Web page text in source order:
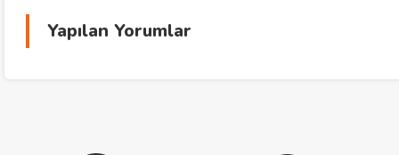
Yapılan Yorumlar